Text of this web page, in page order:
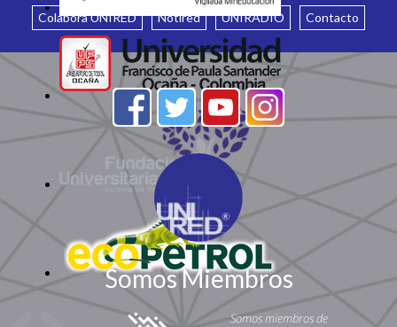
Colabora UNIRED Notired UNIRADIO Contacto
Somos Miembros